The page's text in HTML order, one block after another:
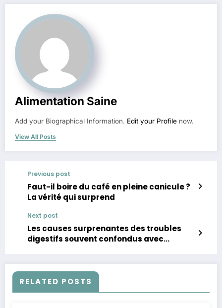
Alimentation Saine
Add your Biographical Information. Edit your Profile now.
View All Posts
Previous post
Faut-il boire du café en pleine canicule ?
La vérité qui surprend
Next post
Les causes surprenantes des troubles
digestifs souvent confondus avec
RELATED POSTS